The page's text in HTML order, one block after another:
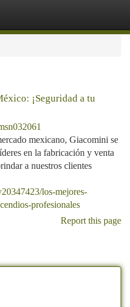
¡Seguridad a tu
mexicano, Giacomini se
en la fabricación y venta
a nuestros clientes
los-mejores-
profesionales
Report this page